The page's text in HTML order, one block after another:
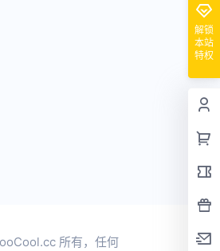
解锁
本站
特权
所有，任何